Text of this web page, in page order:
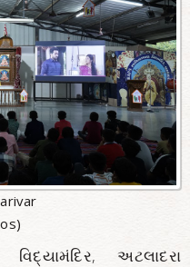
અટલાદરા